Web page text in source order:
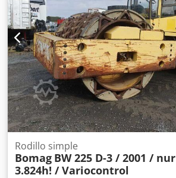
Rodillo simple
Bomag BW 225 D-3 / 2001 / nur
3.824h! / Variocontrol